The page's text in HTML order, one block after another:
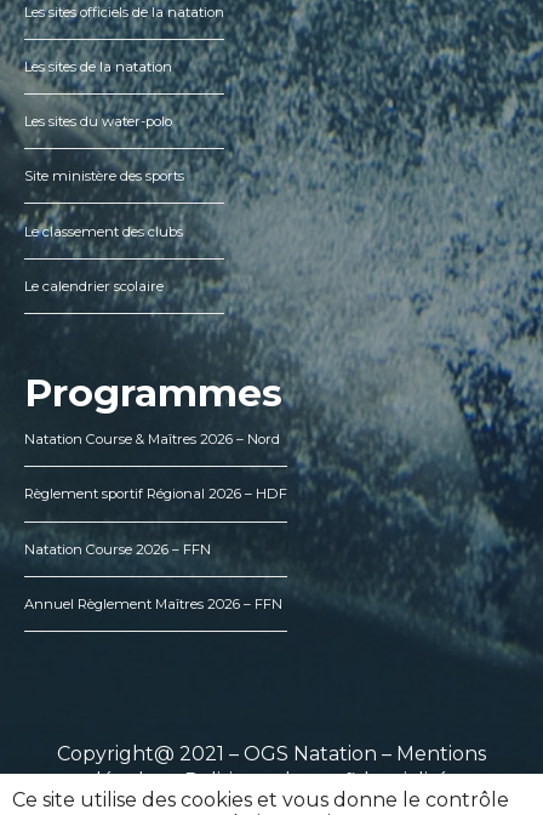
Les sites officiels de la natation
Les sites de la natation
Les sites du water-polo
Site ministère des sports
Le classement des clubs
Le calendrier scolaire
Programmes
Natation Course & Maîtres 2026 – Nord
Règlement sportif Régional 2026 – HDF
Natation Course 2026 – FFN
Annuel Règlement Maîtres 2026 – FFN
Copyright@ 2021 – OGS Natation – Mentions
légales–Politique de confidentialité
Ce site utilise des cookies et vous donne le contrôle